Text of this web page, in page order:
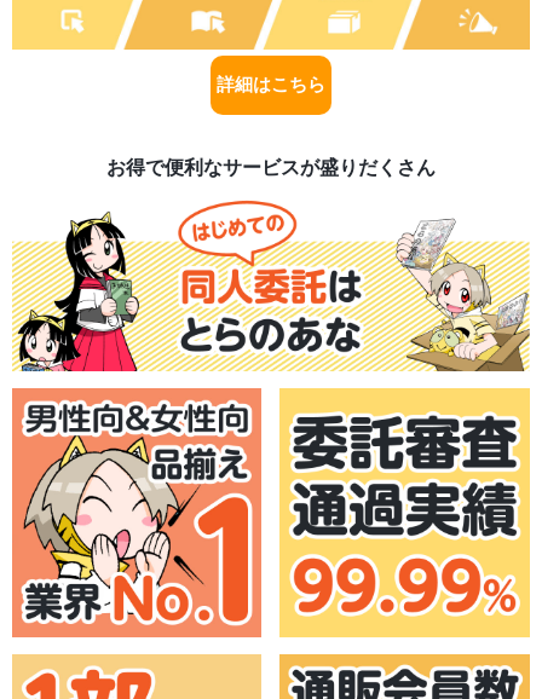
詳細はこちら
お得で便利なサービスが盛りだくさん